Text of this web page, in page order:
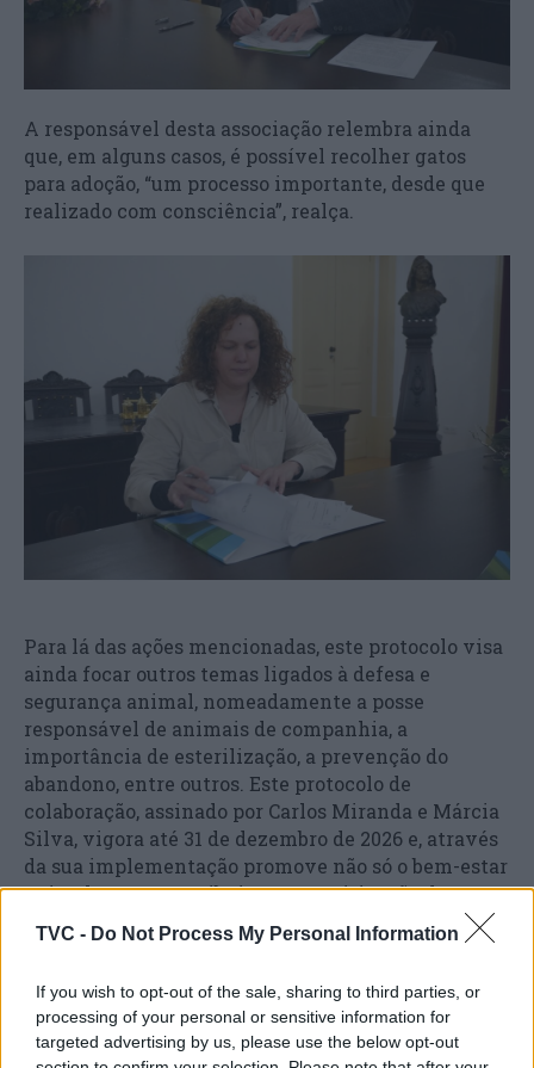
TVC - Do Not Process My Personal Information
If you wish to opt-out of the sale, sharing to third parties, or
processing of your personal or sensitive information for
targeted advertising by us, please use the below opt-out
A responsável desta associação relembra ainda
que, em alguns casos, é possível recolher gatos
para adoção, “um processo importante, desde que
realizado com consciência”, realça.
Para lá das ações mencionadas, este protocolo visa
ainda focar outros temas ligados à defesa e
segurança animal, nomeadamente a posse
responsável de animais de companhia, a
importância de esterilização, a prevenção do
abandono, entre outros. Este protocolo de
colaboração, assinado por Carlos Miranda e Márcia
Silva, vigora até 31 de dezembro de 2026 e, através
da sua implementação promove não só o bem-estar
animal, como contribuiu para a mitigação de
problemas de saúde pública.